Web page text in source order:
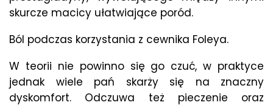
skurcze macicy ułatwiające poród.
Ból podczas korzystania z cewnika Foleya.
W teorii nie powinno się go czuć, w praktyce
jednak wiele pań skarży się na znaczny
dyskomfort. Odczuwa też pieczenie oraz